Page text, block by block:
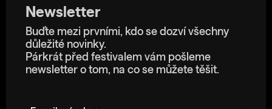
Newsletter
Buďte mezi prvními, kdo se dozví všechny
důležité novinky.
Párkrát před festivalem vám pošleme
newsletter o tom, na co se můžete těšit.